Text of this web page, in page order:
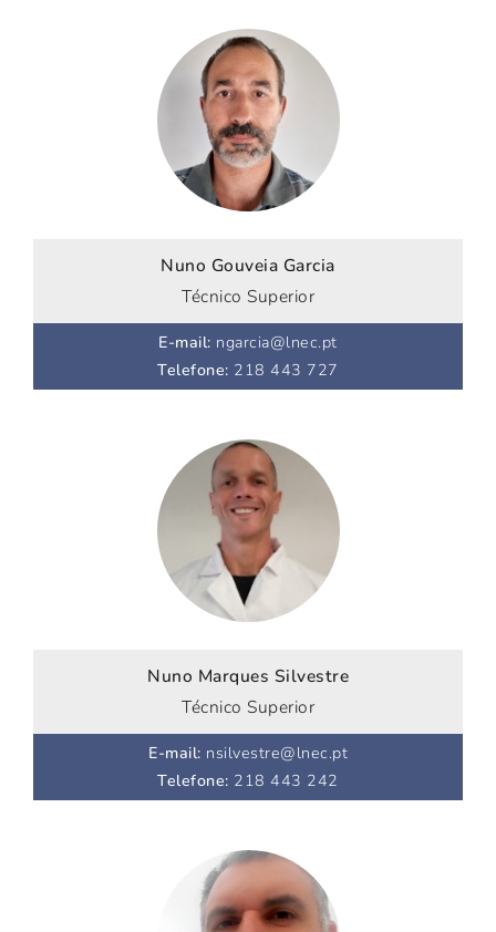
Nuno Gouveia Garcia
Técnico Superior
E-mail: ngarcia@lnec.pt
Telefone: 218 443 727
Nuno Marques Silvestre
Técnico Superior
E-mail: nsilvestre@lnec.pt
Telefone: 218 443 242